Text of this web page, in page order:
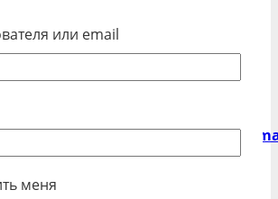
СБП QR через Paymaster —
en/home/
нашего
или email
меня